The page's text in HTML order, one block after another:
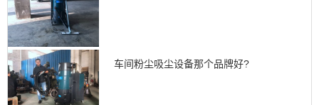
车间粉尘吸尘设备那个品牌好?